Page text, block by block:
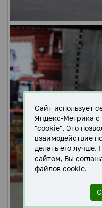
Сайт использует
Яндекс-Метрика
"cookie". Это
взаимодействие
делать его лучше.
сайтом, Вы
файлов cookie.